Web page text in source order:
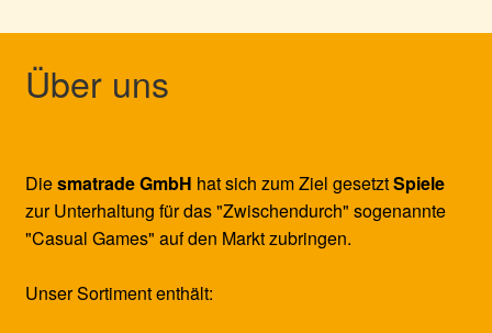
Über uns
Diesmatrade GmbH hat sich zum Ziel gesetztSpiele
zur Unterhaltung für das "Zwischendurch" sogenannte
"Casual Games" auf den Markt zubringen.
Unser Sortiment enthält: